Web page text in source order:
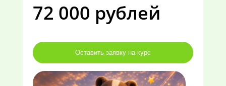
72 000 рублей
Оставить заявку на курс